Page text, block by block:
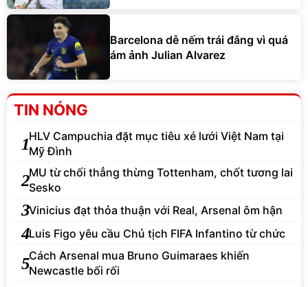
Barcelona dễ nếm trái đắng vì quá
ám ảnh Julian Alvarez
TIN NÓNG
1HLV Campuchia đặt mục tiêu xé lưới Việt Nam tại
Mỹ Đình
2MU từ chối thẳng thừng Tottenham, chốt tương lai
Sesko
3Vinicius đạt thỏa thuận với Real, Arsenal ôm hận
4Luis Figo yêu cầu Chủ tịch FIFA Infantino từ chức
5Cách Arsenal mua Bruno Guimaraes khiến
Newcastle bối rối